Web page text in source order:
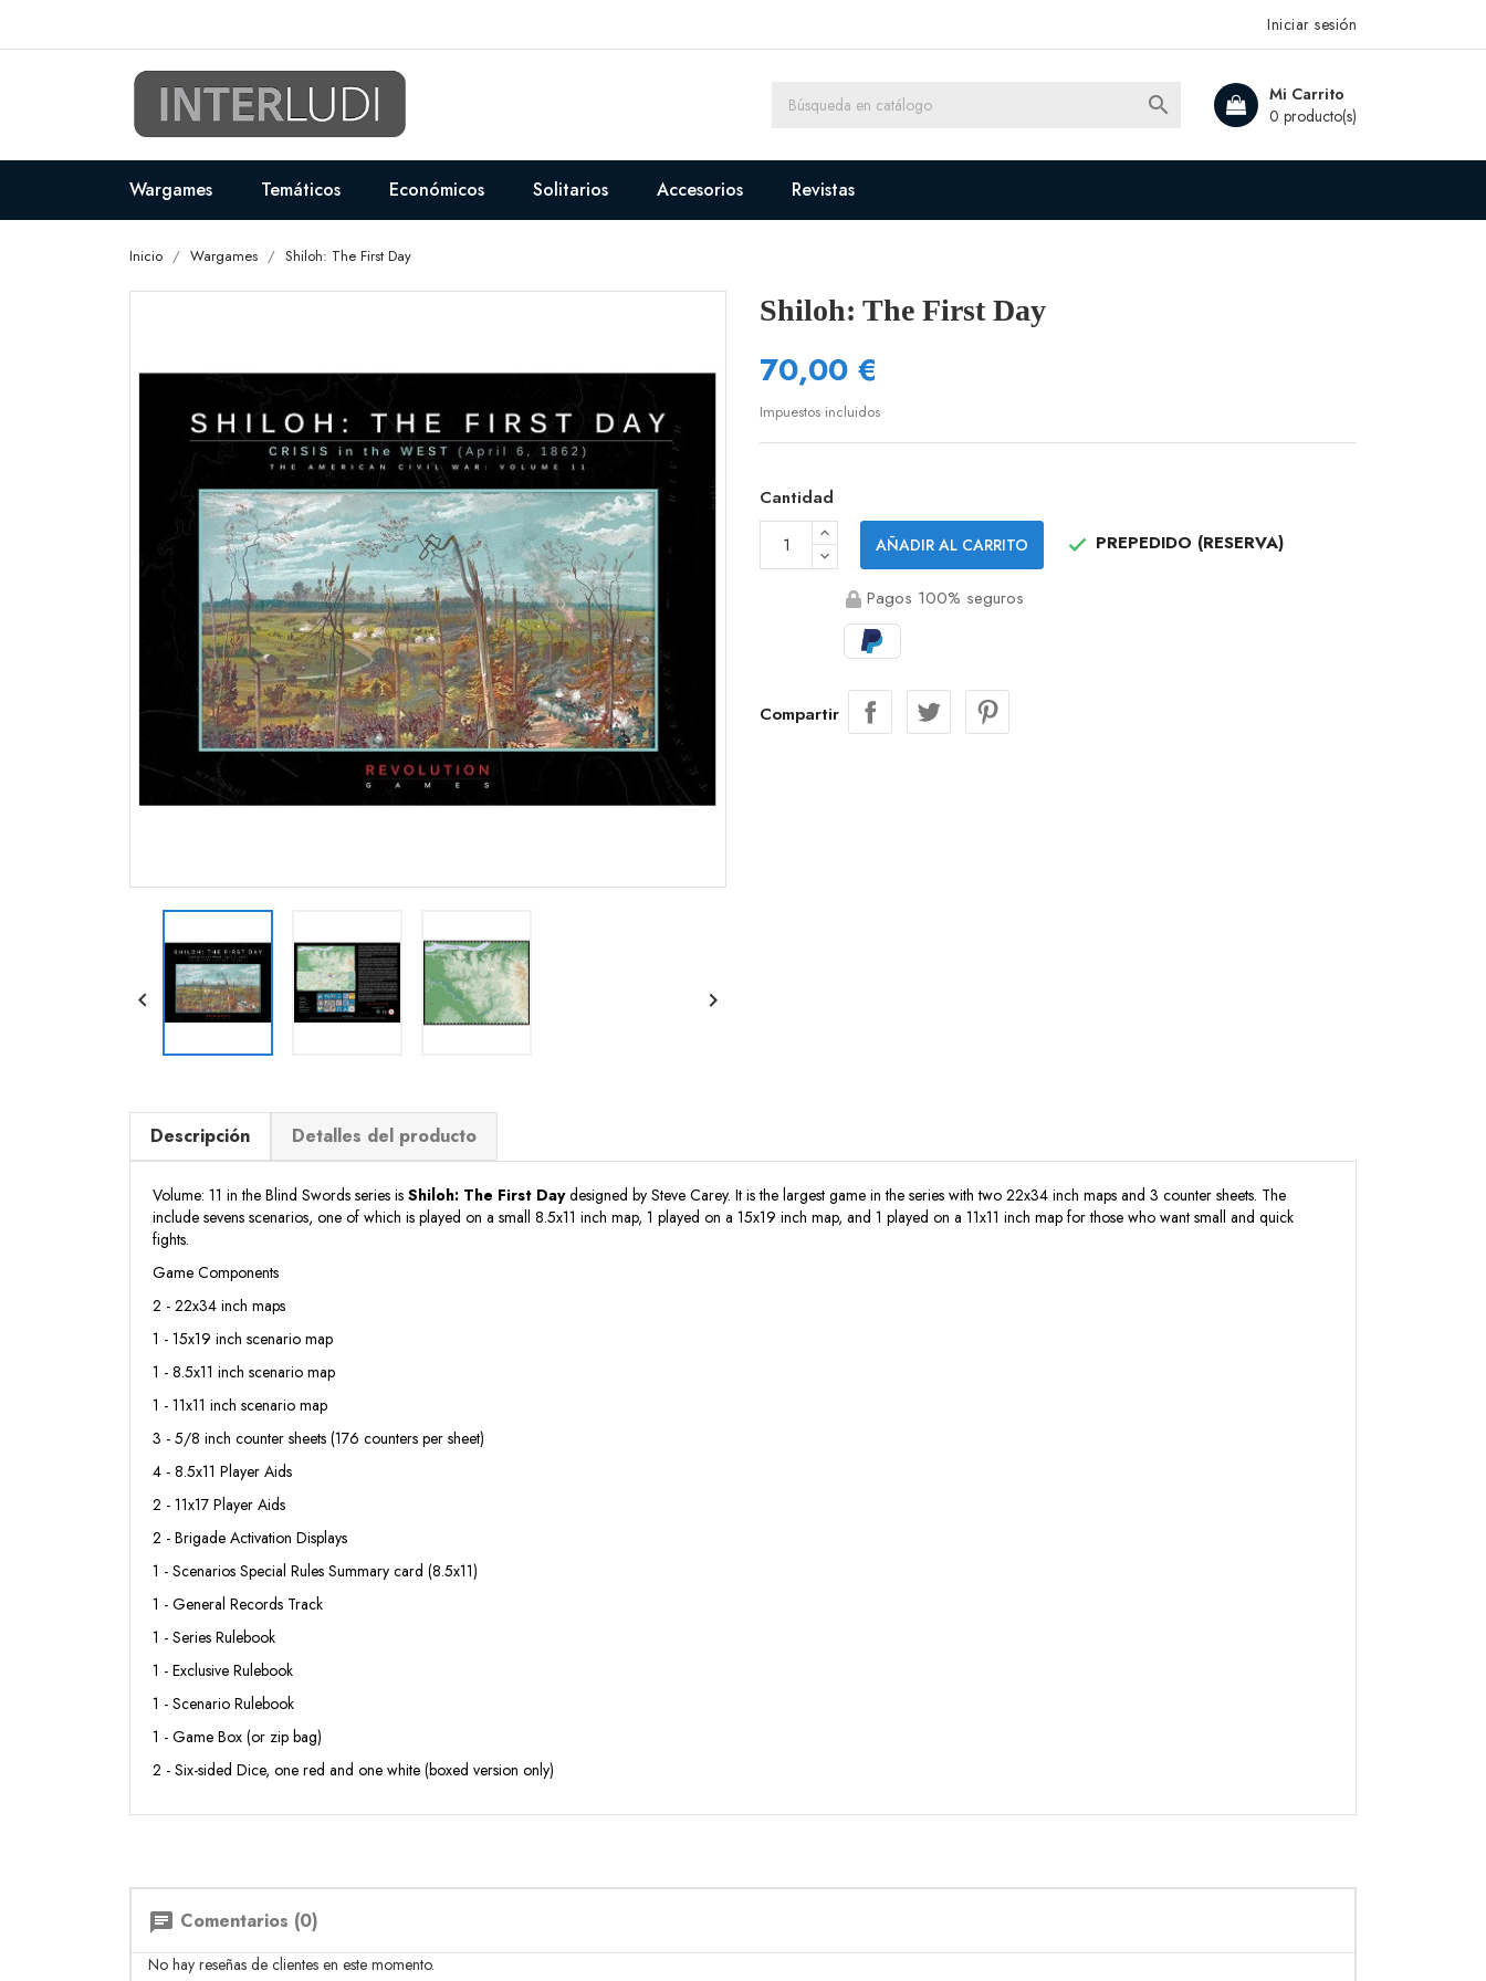
Iniciar sesión
Mi Carrito
0 producto(s)

Wargames Temáticos Económicos Solitarios Accesorios Revistas
Inicio Wargames Shiloh: The First Day
 
Shiloh: The First Day
70,00 €
Impuestos incluidos
Cantidad
AÑADIR AL CARRITO  PREPEDIDO (RESERVA)
Pagos 100% seguros
Compartir
Descripción Detalles del producto
Volume: 11 in the Blind Swords series is Shiloh: The First Daydesigned by Steve Carey. It is the largest game in the series with two 22x34 inch maps and 3 counter sheets. The
include sevens scenarios, one of which is played on a small 8.5x11 inch map, 1 played on a 15x19 inch map, and 1 played on a 11x11 inch map for those who want small and quick
fights.
Game Components
2 - 22x34 inch maps
1 - 15x19 inch scenario map
1 - 8.5x11 inch scenario map
1 - 11x11 inch scenario map
3 - 5/8 inch counter sheets (176 counters per sheet)
4 - 8.5x11 Player Aids
2 - 11x17 Player Aids
2 - Brigade Activation Displays
1 - Scenarios Special Rules Summary card (8.5x11)
1 - General Records Track
1 - Series Rulebook
1 - Exclusive Rulebook
1 - Scenario Rulebook
1 - Game Box (or zip bag)
2 - Six-sided Dice, one red and one white (boxed version only)
chat Comentarios (0)
No hay reseñas de clientes en este momento.